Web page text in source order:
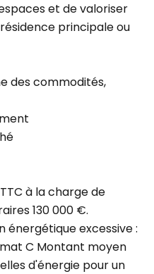
et de valoriser
principale ou
des commodités,
à la charge de
130 000 €.
énergétique excessive :
C Montant moyen
d'énergie pour un